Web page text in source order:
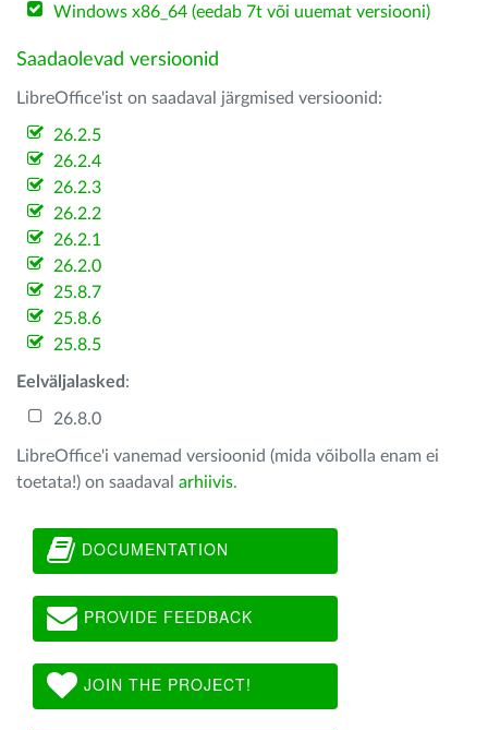
Windows x86_64 (eedab 7t või uuemat versiooni)
Saadaolevad versioonid
LibreOffice'ist on saadaval järgmised versioonid:
26.2.5
26.2.4
26.2.3
26.2.2
26.2.1
26.2.0
25.8.7
25.8.6
25.8.5
Eelväljalasked :
26.8.0
LibreOffice'i vanemad versioonid (mida võibolla enam ei
toetata!) on saadaval arhiivis.
DOCUMENTATION
PROVIDE FEEDBACK
JOIN THE PROJECT!